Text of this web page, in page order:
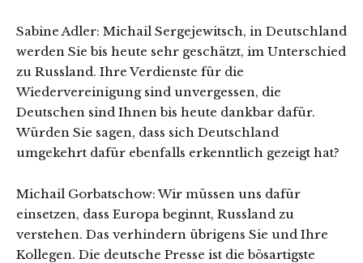
Sabine Adler: Michail Sergejewitsch, in Deutschland
werden Sie bis heute sehr geschätzt, im Unterschied
zu Russland. Ihre Verdienste für die
Wiedervereinigung sind unvergessen, die
Deutschen sind Ihnen bis heute dankbar dafür.
Würden Sie sagen, dass sich Deutschland
umgekehrt dafür ebenfalls erkenntlich gezeigt hat?
Michail Gorbatschow: Wir müssen uns dafür
einsetzen, dass Europa beginnt, Russland zu
verstehen. Das verhindern übrigens Sie und Ihre
Kollegen. Die deutsche Presse ist die bösartigste